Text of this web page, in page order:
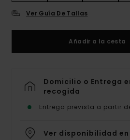
Ver Guía De Tallas
Añadir a la cesta
Domicilio o Entrega
recogida
Entrega prevista a partir
Ver disponibilidad